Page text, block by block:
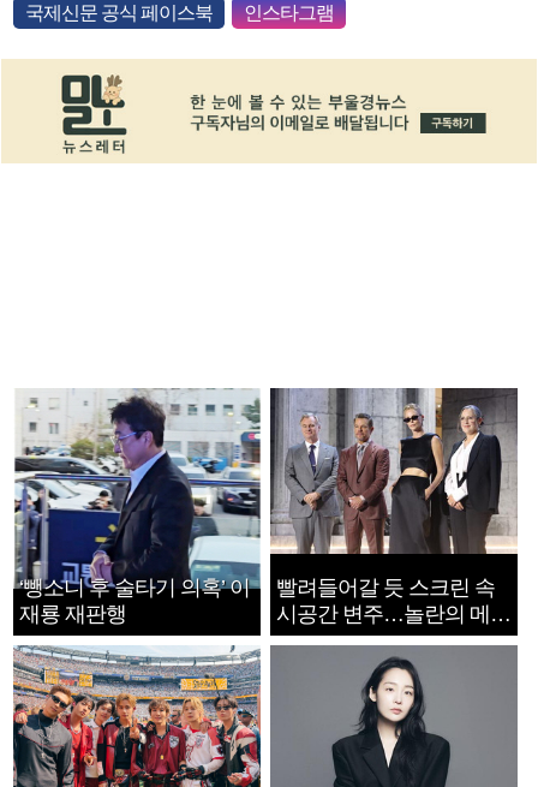
국제신문 공식 페이스북 인스타그램
‘뺑소니 후 술타기 의혹’ 이
재룡 재판행
빨려들어갈 듯 스크린 속
시공간 변주…놀란의 메시
지는 ‘전쟁 속죄’